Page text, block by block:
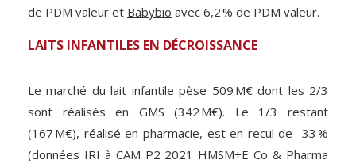
de PDM valeur et Babybio avec 6,2 % de PDM valeur.
LAITS INFANTILES EN DÉCROISSANCE
Le marché du lait infantile pèse 509 M€ dont les 2/3
sont réalisés en GMS (342 M€). Le 1/3 restant
(167 M€), réalisé en pharmacie, est en recul de -33 %
(données IRI à CAM P2 2021 HMSM+E Co & Pharma